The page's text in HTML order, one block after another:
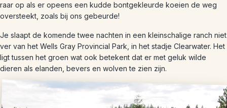
raar op als er opeens een kudde bontgekleurde koeien de weg
oversteekt, zoals bij ons gebeurde!
Je slaapt de komende twee nachten in een kleinschalige ranch niet
ver van het Wells Gray Provincial Park, in het stadje Clearwater. Het
ligt tussen het groen wat ook betekent dat er met geluk wilde
dieren als elanden, bevers en wolven te zien zijn.